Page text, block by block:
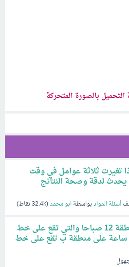
بالصورة المتحركة
تغيرت ثلاثة عوامل في وقت
يحدث لدقة وصحة النتائج
أسئلة الموادبواسطةابو محمد(
32.4kنقاط)
اذا كانت الساعة في المنطقة 12 صباحا والتي تقع على خط
ساعة على منطقة ب تقع على خط